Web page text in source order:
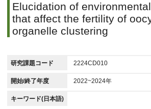
Elucidation of
that affect the fertility of
organelle clustering
研究課題コード 2224CD010
開始/終了年度 2022~2024年
キーワード(日本語)